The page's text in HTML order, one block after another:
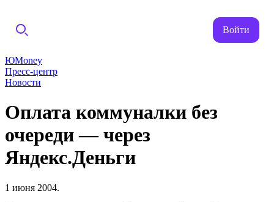
Войти
ЮMoney
Пресс-центр
Новости
Оплата коммуналки без
очереди — через
Яндекс.Деньги
1 июня 2004.